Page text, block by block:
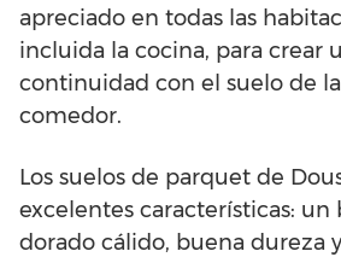
apreciado en todas las
incluida la cocina, para crear
continuidad con el suelo de
comedor.
Los suelos de parquet de
excelentes características:
dorado cálido, buena dureza